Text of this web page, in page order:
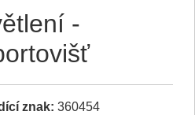
-
znak: 360454